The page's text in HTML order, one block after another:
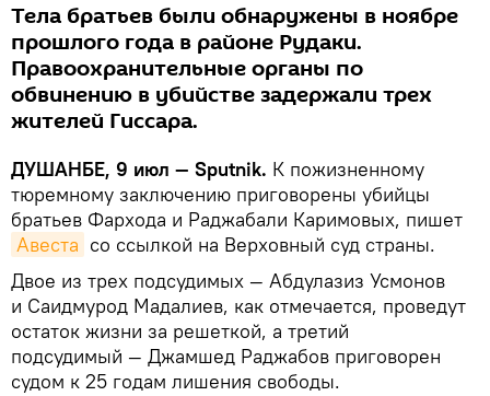
Тела братьев были обнаружены в ноябре
прошлого года в районе Рудаки.
Правоохранительные органы по
обвинению в убийстве задержали трех
жителей Гиссара.
ДУШАНБЕ, 9 июл — Sputnik. К пожизненному
тюремному заключению приговорены убийцы
братьев Фархода и Раджабали Каримовых, пишет
Авеста со ссылкой на Верховный суд страны.
Двое из трех подсудимых — Абдулазиз Усмонов
и Саидмурод Мадалиев, как отмечается, проведут
остаток жизни за решеткой, а третий
подсудимый — Джамшед Раджабов приговорен
судом к 25 годам лишения свободы.